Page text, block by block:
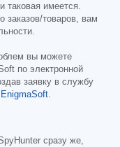
таковая имеется.
заказов/товаров, вам
вы можете
по электронной
заявку в службу
.
сразу же,